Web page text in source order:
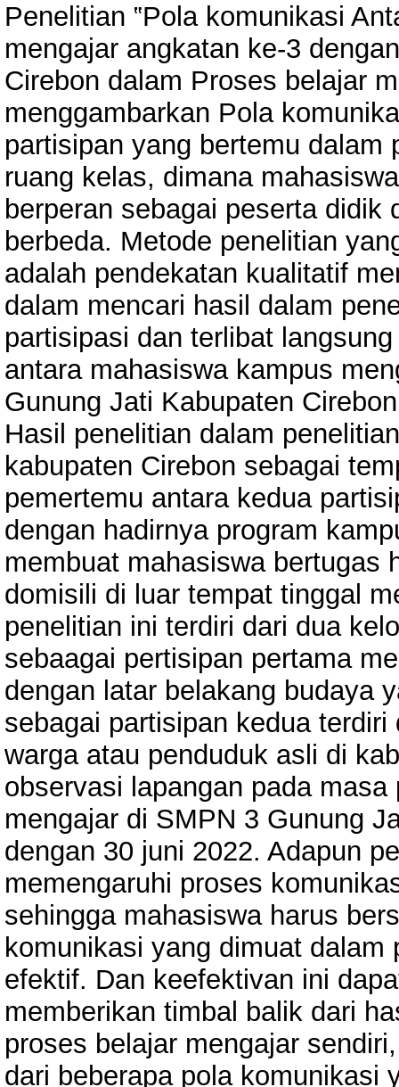
Penelitian ‟Pola komunikasi
mengajar angkatan ke-3
Cirebon dalam Proses belajar
menggambarkan Pola
partisipan yang bertemu dalam
ruang kelas, dimana
berperan sebagai peserta didik
berbeda. Metode penelitian
adalah pendekatan kualitatif
dalam mencari hasil dalam
partisipasi dan terlibat
antara mahasiswa kampus
Gunung Jati Kabupaten
Hasil penelitian dalam
kabupaten Cirebon sebagai
pemertemu antara kedua
dengan hadirnya program
membuat mahasiswa bertugas
domisili di luar tempat tinggal
penelitian ini terdiri dari dua
sebaagai pertisipan pertama
dengan latar belakang budaya
sebagai partisipan kedua
warga atau penduduk asli di
observasi lapangan pada
mengajar di SMPN 3 Gunung
dengan 30 juni 2022. Adapun
memengaruhi proses
sehingga mahasiswa harus
komunikasi yang dimuat
efektif. Dan keefektivan ini
memberikan timbal balik dari
proses belajar mengajar
dari beberapa pola komunikasi